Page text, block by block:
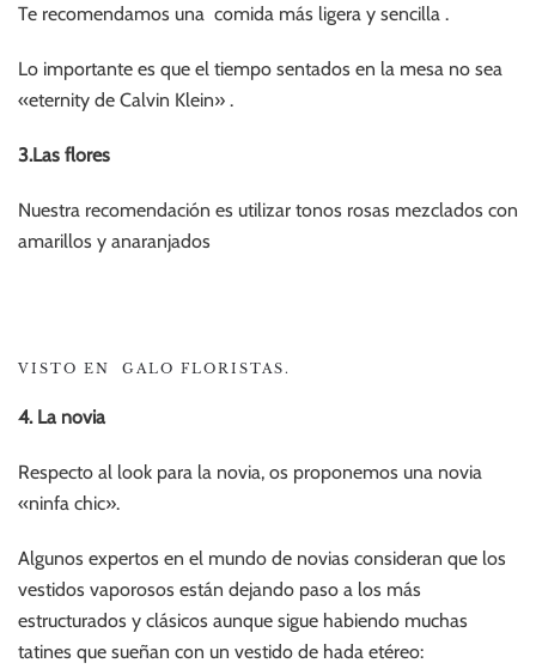
Te recomendamos una comida más ligera y sencilla .
Lo importante es que el tiempo sentados en la mesa no sea
«eternity de Calvin Klein» .
3.Las flores
Nuestra recomendación es utilizar tonos rosas mezclados con
amarillos y anaranjados
VISTO EN GALO FLORISTAS.
4. La novia
Respecto al look para la novia, os proponemos una novia
«ninfa chic».
Algunos expertos en el mundo de novias consideran que los
vestidos vaporosos están dejando paso a los más
estructurados y clásicos aunque sigue habiendo muchas
tatines que sueñan con un vestido de hada etéreo: